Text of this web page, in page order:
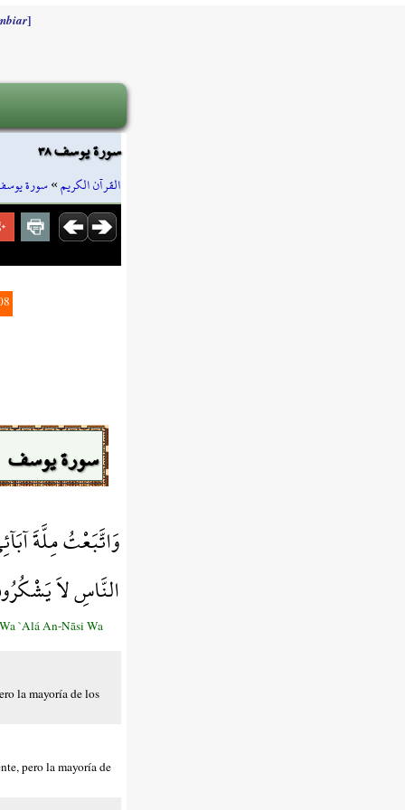
]
سورة يوسف ٣٨
القرآن الكريم»سورة
سورة يوسف
وَاتَّبَعْتُ مِلَّةَ
النَّاسِ لاَ
`Alá An-Nāsi Wa
la mayoría de los
pero la mayoría de